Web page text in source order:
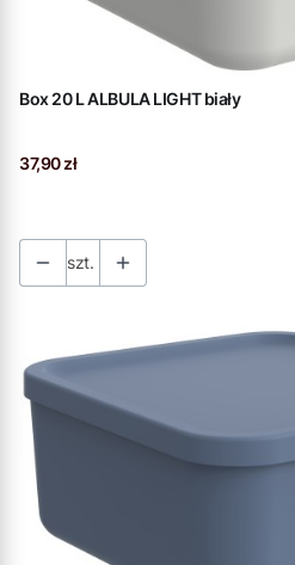
Box 20 L ALBULA LIGHT biały
Cena
37,90 zł
szt.